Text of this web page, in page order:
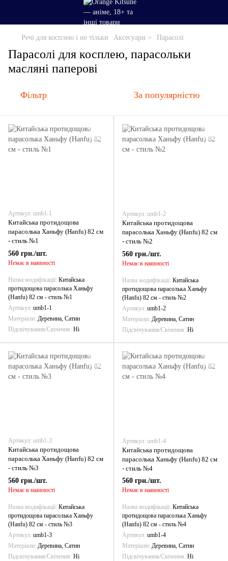
Речі для косплею і не тільки Аксесуари > Парасолі
Парасолі для косплею, парасольки
масляні паперові
Фільтр За популярністю
Артикул: umb1-1
Китайська протидощова
парасолька Ханьфу (Hanfu) 82 см
- стиль №1
560 грн./шт.
Немає в наявності
Назва модифікації Китайська
протидощова парасолька Ханьфу
(Hanfu) 82 см - стиль №1
Артикул umb1-1
Матеріали Деревина, Сатин
Підсвічування/Свічення Ні
Артикул: umb1-2
Китайська протидощова
парасолька Ханьфу (Hanfu) 82 см
- стиль №2
560 грн./шт.
Немає в наявності
Назва модифікації Китайська
протидощова парасолька Ханьфу
(Hanfu) 82 см - стиль №2
Артикул umb1-2
Матеріали Деревина, Сатин
Підсвічування/Свічення Ні
Артикул: umb1-3
Китайська протидощова
парасолька Ханьфу (Hanfu) 82 см
- стиль №3
560 грн./шт.
Немає в наявності
Назва модифікації Китайська
протидощова парасолька Ханьфу
(Hanfu) 82 см - стиль №3
Артикул umb1-3
Матеріали Деревина, Сатин
Підсвічування/Свічення Ні
Артикул: umb1-4
Китайська протидощова
парасолька Ханьфу (Hanfu) 82 см
- стиль №4
560 грн./шт.
Немає в наявності
Назва модифікації Китайська
протидощова парасолька Ханьфу
(Hanfu) 82 см - стиль №4
Артикул umb1-4
Матеріали Деревина, Сатин
Підсвічування/Свічення Ні